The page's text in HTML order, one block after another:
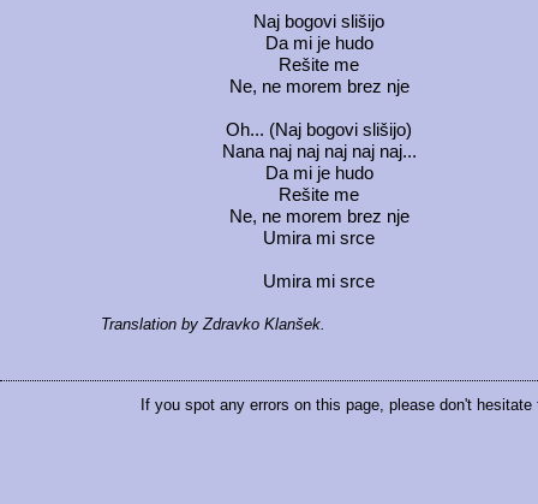
Naj bogovi slišijo
Da mi je hudo
Rešite me
Ne, ne morem brez nje
Oh... (Naj bogovi slišijo)
Nana naj naj naj naj naj...
Da mi je hudo
Rešite me
Ne, ne morem brez nje
Umira mi srce
Umira mi srce
Translation by Zdravko Klanšek.
If you spot any errors on this page, please don't